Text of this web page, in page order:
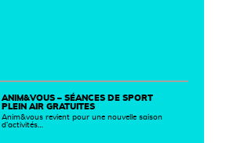
ANIM&VOUS – SÉANCES DE SPORT
PLEIN AIR GRATUITES
Anim&vous revient pour une nouvelle saison
d’activités…